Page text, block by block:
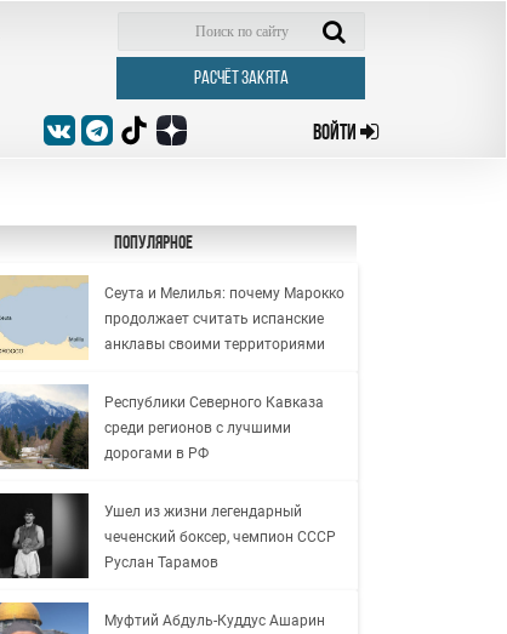
РАСЧЁТ ЗАКЯТА
ВОЙТИ
Популярное
Сеута и Мелилья: почему Марокко
продолжает считать испанские
анклавы своими территориями
Республики Северного Кавказа
среди регионов с лучшими
дорогами в РФ
Ушел из жизни легендарный
чеченский боксер, чемпион СССР
Руслан Тарамов
Муфтий Абдуль-Куддус Ашарин